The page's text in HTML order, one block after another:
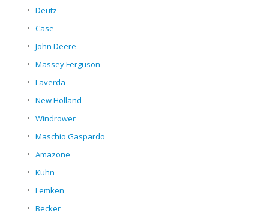
Deutz
Case
John Deere
Massey Ferguson
Laverda
New Holland
Windrower
Maschio Gaspardo
Amazone
Kuhn
Lemken
Becker